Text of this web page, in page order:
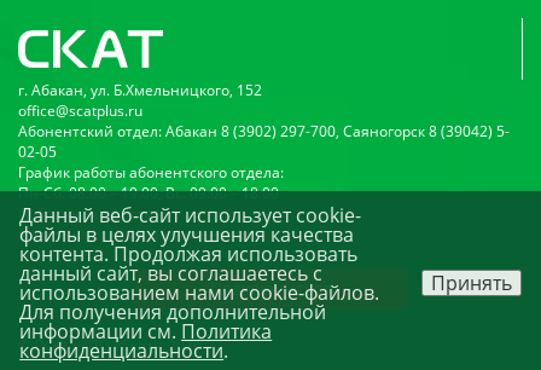
г. Абакан, ул. Б.Хмельницкого, 152
office@scatplus.ru
Абонентский отдел: Абакан 8 (3902) 297-700, Саяногорск 8 (39042) 5-
02-05
График работы абонентского отдела:
Пн-Сб: 08:00 – 19:00, Вс: 09:00 – 18:00
Публичная оферта
Политика конфиденциальности
Подключиться
© ООО «НПО «Скат». 2026
Данный веб-сайт использует cookie-
файлы в целях улучшения качества
контента. Продолжая использовать
данный сайт, вы соглашаетесь с
использованием нами cookie-файлов.
Для получения дополнительной
информации см.Политика
конфиденциальности.
Принять